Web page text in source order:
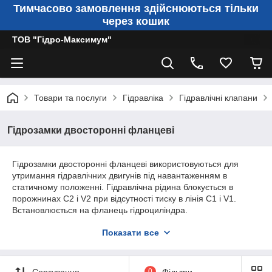
Тимчасово замовлення здійснюються тільки
через кошик
ТОВ "Гідро-Максимум"
Товари та послуги Гідравліка Гідравлічні клапани
Гідрозамки двосторонні фланцеві
Гідрозамки двосторонні фланцеві використовуються для
утримання гідравлічних двигунів під навантаженням в
статичному положенні. Гідравлічна рідина блокується в
порожнинах С2 і V2 при відсутності тиску в лінія С1 і V1.
Встановлюється на фланець гідроциліндра.
Показати все